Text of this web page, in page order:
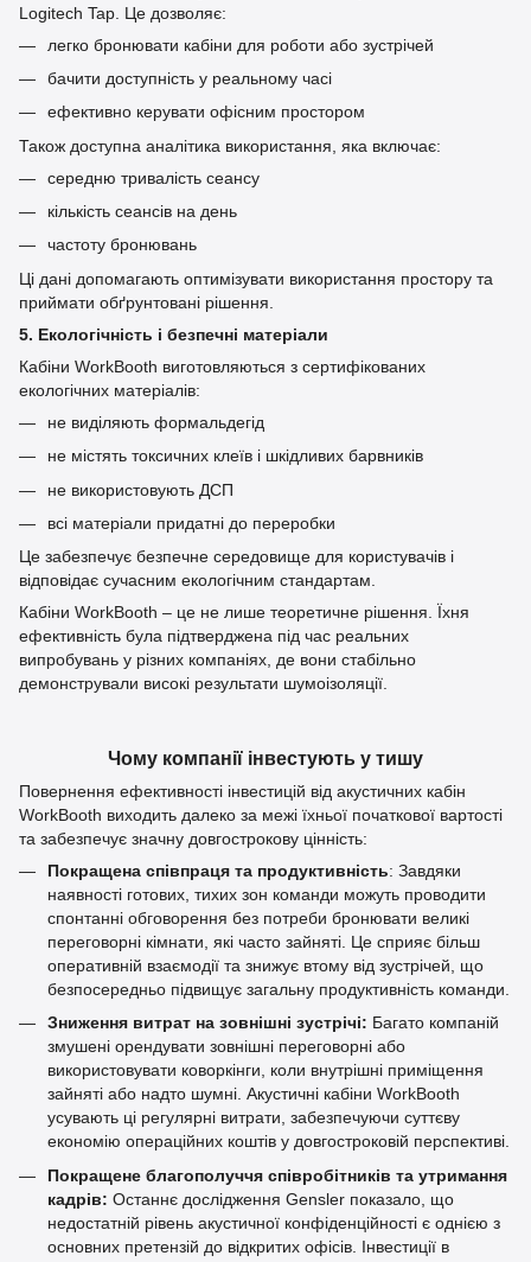
Logitech Tap. Це дозволяє:
легко бронювати кабіни для роботи або зустрічей
бачити доступність у реальному часі
ефективно керувати офісним простором
Також доступна аналітика використання, яка включає:
середню тривалість сеансу
кількість сеансів на день
частоту бронювань
Ці дані допомагають оптимізувати використання простору та
приймати обґрунтовані рішення.
5. Екологічність і безпечні матеріали
Кабіни WorkBooth виготовляються з сертифікованих
екологічних матеріалів:
не виділяють формальдегід
не містять токсичних клеїв і шкідливих барвників
не використовують ДСП
всі матеріали придатні до переробки
Це забезпечує безпечне середовище для користувачів і
відповідає сучасним екологічним стандартам.
Кабіни WorkBooth – це не лише теоретичне рішення. Їхня
ефективність була підтверджена під час реальних
випробувань у різних компаніях, де вони стабільно
демонстрували високі результати шумоізоляції.
Чому компанії інвестують у тишу
Повернення ефективності інвестицій від акустичних кабін
WorkBooth виходить далеко за межі їхньої початкової вартості
та забезпечує значну довгострокову цінність:
Покращена співпраця та продуктивність: Завдяки
наявності готових, тихих зон команди можуть проводити
спонтанні обговорення без потреби бронювати великі
переговорні кімнати, які часто зайняті. Це сприяє більш
оперативній взаємодії та знижує втому від зустрічей, що
безпосередньо підвищує загальну продуктивність команди.
Зниження витрат на зовнішні зустрічі: Багато компаній
змушені орендувати зовнішні переговорні або
використовувати коворкінги, коли внутрішні приміщення
зайняті або надто шумні. Акустичні кабіни WorkBooth
усувають ці регулярні витрати, забезпечуючи суттєву
економію операційних коштів у довгостроковій перспективі.
Покращене благополуччя співробітників та утримання
кадрів: Останнє дослідження Gensler показало, що
недостатній рівень акустичної конфіденційності є однією з
основних претензій до відкритих офісів. Інвестиції в